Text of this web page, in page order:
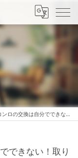
自分でできない！取り付け業者の選び方を解説！
できない！取り